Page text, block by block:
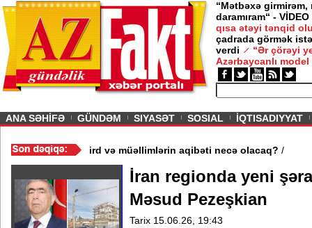
“Mətbəxə girmirəm,
daramıram“ - VİDEO
qısa ətəyi tənqid
çadrada görmək
verdi
“Ər çörəyi
Azərbaycanlı model
ANA SƏHİFƏ GÜNDƏM SIYASƏT SOSIAL İQTISADIYYAT
3 məktəb bağlandı - Şagird və müəllimlərin aqibəti necə olacaq?
İran regionda yeni
Məsud Pezeşkian
Tarix 15.06.26, 19:43